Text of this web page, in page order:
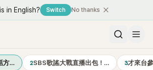
in English? Switch No thanks
方… 2SBS歌謠大戰直播出包！… 3才來台